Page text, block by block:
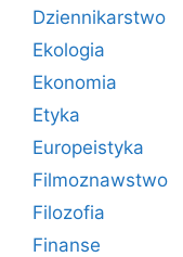
Dziennikarstwo
Ekologia
Ekonomia
Etyka
Europeistyka
Filmoznawstwo
Filozofia
Finanse